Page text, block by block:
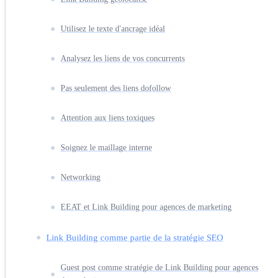
Utilisez le texte d'ancrage idéal
Analysez les liens de vos concurrents
Pas seulement des liens dofollow
Attention aux liens toxiques
Soignez le maillage interne
Networking
EEAT et Link Building pour agences de marketing
Link Building comme partie de la stratégie SEO
Guest post comme stratégie de Link Building pour agences